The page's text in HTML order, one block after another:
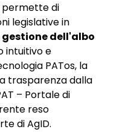
permette di
legislative in
gestione dell'albo
intuitivo e
PATos, la
trasparenza dalla
– Portale di
reso
di AgID.